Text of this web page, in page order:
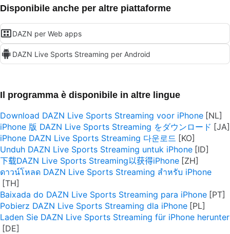
Disponibile anche per altre piattaforme
DAZN per Web apps
DAZN Live Sports Streaming per Android
Il programma è disponibile in altre lingue
Download DAZN Live Sports Streaming voor iPhone
iPhone 版 DAZN Live Sports Streaming をダウンロード
iPhone DAZN Live Sports Streaming 다운로드
Unduh DAZN Live Sports Streaming untuk iPhone
下载DAZN Live Sports Streaming以获得iPhone
ดาวน์โหลด DAZN Live Sports Streaming สำหรับ iPhone
Baixada do DAZN Live Sports Streaming para iPhone
Pobierz DAZN Live Sports Streaming dla iPhone
Laden Sie DAZN Live Sports Streaming für iPhone herunter